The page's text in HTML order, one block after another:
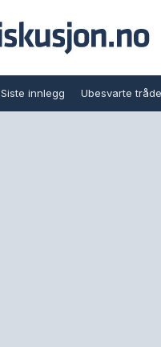
Siste innlegg Ubesvarte